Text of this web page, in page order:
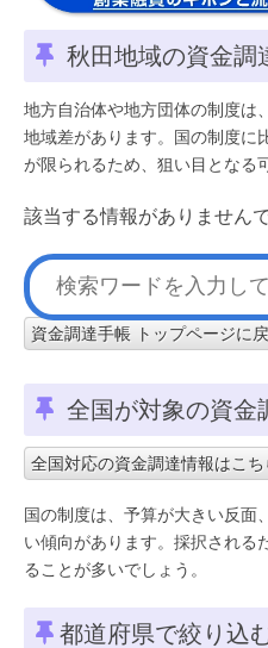
秋田地域の資金調
地方自治体や地方団体の制度は
地域差があります。国の制度に
が限られるため、狙い目となる
該当する情報がありませんで
資金調達手帳 トップページに
全国が対象の資金
全国対応の資金調達情報はこち
国の制度は、予算が大きい反面
い傾向があります。採択される
ることが多いでしょう。
都道府県で絞り込